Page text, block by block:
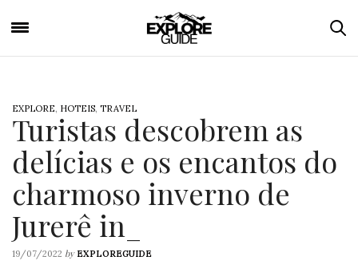
EXPLORE, HOTEIS, TRAVEL
Turistas descobrem as
delícias e os encantos do
charmoso inverno de
Jurerê in_
19/07/2022 by EXPLOREGUIDE